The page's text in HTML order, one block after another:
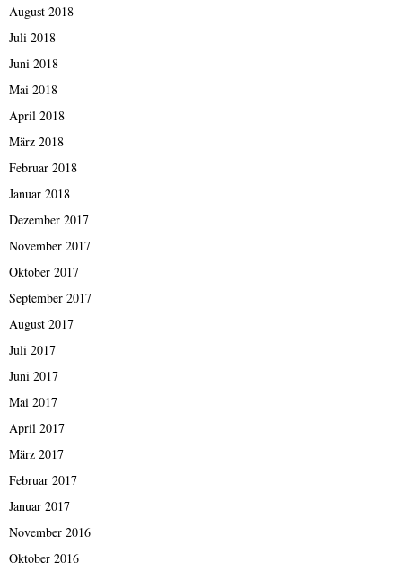
August 2018
Juli 2018
Juni 2018
Mai 2018
April 2018
März 2018
Februar 2018
Januar 2018
Dezember 2017
November 2017
Oktober 2017
September 2017
August 2017
Juli 2017
Juni 2017
Mai 2017
April 2017
März 2017
Februar 2017
Januar 2017
November 2016
Oktober 2016